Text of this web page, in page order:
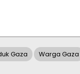
Gaza Warga Gaza